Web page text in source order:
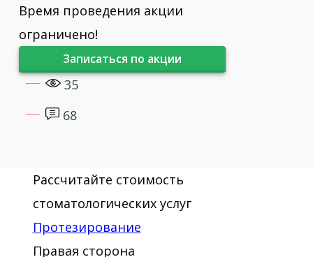
2017 - Учебный курс
«Микропротезирование
результата. Материалы, техники и
способы для более эффективной
работы." г.Москва
Время проведения акции
ограничено!
Записаться по акции
35
68
Рассчитайте стоимость
стоматологических услуг
Протезирование
Правая сторона